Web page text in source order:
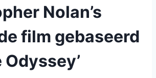
Nolan’s
film gebaseerd
Odyssey’